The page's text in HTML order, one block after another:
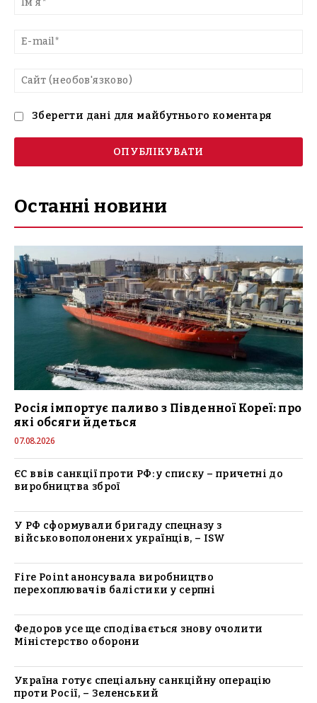
Зберегти дані для майбутнього коментаря
Останні новини
Росія імпортує паливо з Південної Кореї: про
які обсяги йдеться
07.08.2026
ЄС ввів санкції проти РФ: у списку – причетні до
виробництва зброї
У РФ сформували бригаду спецназу з
військовополонених українців, – ISW
Fire Point анонсувала виробництво
перехоплювачів балістики у серпні
Федоров усе ще сподівається знову очолити
Міністерство оборони
Україна готує спеціальну санкційну операцію
проти Росії, – Зеленський